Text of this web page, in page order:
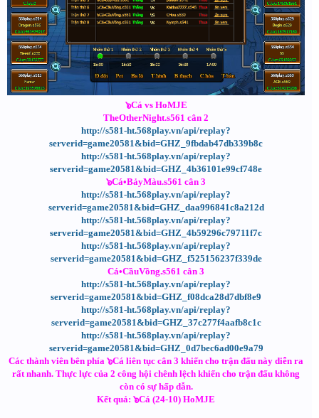
๖Cá vs HoMJE
TheOtherNight.s561 cân 2
http://s581-ht.568play.vn/api/replay?
serverid=game20581&bid=GHZ_9fbdab47db339b8c
http://s581-ht.568play.vn/api/replay?
serverid=game20581&bid=GHZ_4b36101e99cf748e
๖Cá•BảyMàu.s561 cân 3
http://s581-ht.568play.vn/api/replay?
serverid=game20581&bid=GHZ_daa996841c8a212d
http://s581-ht.568play.vn/api/replay?
serverid=game20581&bid=GHZ_4b59296c79711f7c
http://s581-ht.568play.vn/api/replay?
serverid=game20581&bid=GHZ_f525156237f339de
Cá•CầuVồng.s561 cân 3
http://s581-ht.568play.vn/api/replay?
serverid=game20581&bid=GHZ_f08dca28d7dbf8e9
http://s581-ht.568play.vn/api/replay?
serverid=game20581&bid=GHZ_37c277f4aafb8c1c
http://s581-ht.568play.vn/api/replay?
serverid=game20581&bid=GHZ_0d7bec6ad00e9a79
Các thành viên bên phía ๖Cá liên tục cân 3 khiến cho trận đấu này diễn ra
rất nhanh. Thực lực của 2 công hội chênh lệch khiến cho trận đấu không
còn có sự hấp dẫn.
Kết quả: ๖Cá (24-10) HoMJE